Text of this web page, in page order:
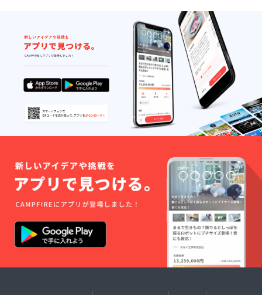
品とし
てのも
のとな
りま
す。ま
た、レ
シピの
権利は
全て弊
社に帰
属しま
す。
※20歳未
満の方
類の提
供はで
きませ
んので
よろし
くお願
いいた
しま
す。